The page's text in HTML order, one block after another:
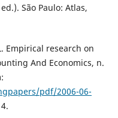
São Paulo: Atlas,
Empirical research on
And Economics, n.
pdf/2006-06-